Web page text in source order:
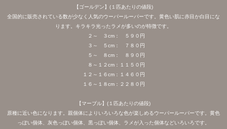
【ゴールデン】(１匹あたりの値段)
全国的に販売されている数が少なく人気のウーパールーパーです。黄色い肌に赤目か白目にな
ります。キラキラ光ったラメが多いのが特徴です。
２～ ３cm： ５９０円
３～ ５cm： ７８０円
５～ ８cm： ８９０円
８～１２cm：１１５０円
１２～１６cm：１４６０円
１６～１８cm：２２８０円
【マーブル】(１匹あたりの値段)
原種に近い色になります。親個体によりいろいろな色が楽しめるウーパールーパーです。黄色
っぽい個体、灰色っぽい個体、黒っぽい個体、ラメが入った個体などいろいろです。